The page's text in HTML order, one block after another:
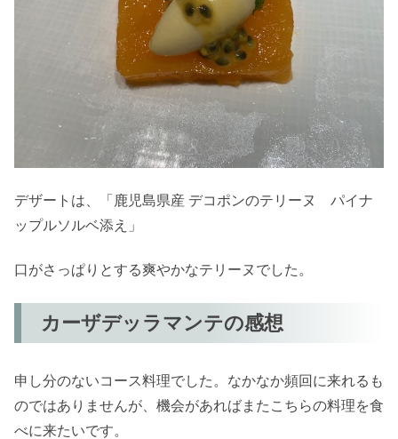
デザートは、「鹿児島県産 デコポンのテリーヌ パイナ
ップルソルベ添え」
口がさっぱりとする爽やかなテリーヌでした。
カーザデッラマンテの感想
申し分のないコース料理でした。なかなか頻回に来れるも
のではありませんが、機会があればまたこちらの料理を食
べに来たいです。